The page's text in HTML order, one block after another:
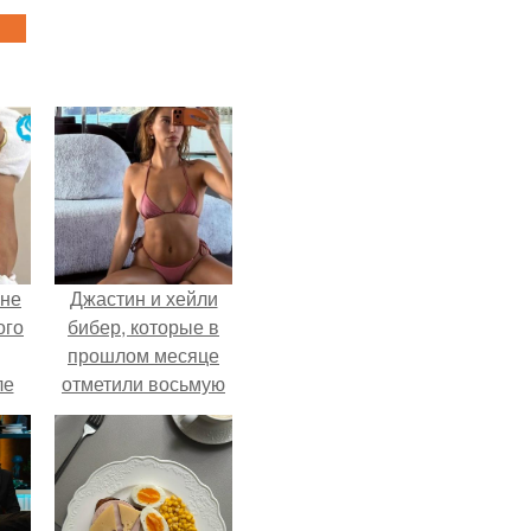
Джастин и хейли
бибер, которые в
прошлом месяце
отметили восьмую
годовщину
помолвки, показали
новые фото с
совместного